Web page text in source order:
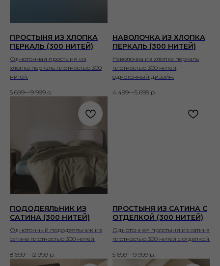
ПРОСТЫНЯ ИЗ ХЛОПКА
ПЕРКАЛЬ (300 НИТЕЙ)
Однотонная простыня из
хлопка перкаль плотностью 300
нитей.
5 699—9 999 р.
НАВОЛОЧКА ИЗ ХЛОПКА
ПЕРКАЛЬ (300 НИТЕЙ)
Наволочка из хлопка перкаль
плотностью 300 нитей,
однотонный дизайн.
4 499—5 699 р.
ПОДОДЕЯЛЬНИК ИЗ
САТИНА (300 НИТЕЙ)
Однотонный пододеяльник из
сатина плотностью 300 нитей.
8 699—12 999 р.
ПРОСТЫНЯ ИЗ САТИНА С
ОТДЕЛКОЙ (300 НИТЕЙ)
Однотонная простыня из сатина
плотностью 300 нитей с отделкой.
5 699—9 999 р.